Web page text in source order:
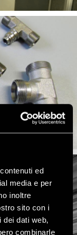
ed
media e per
inoltre
sito con i
dati web,
combinarle